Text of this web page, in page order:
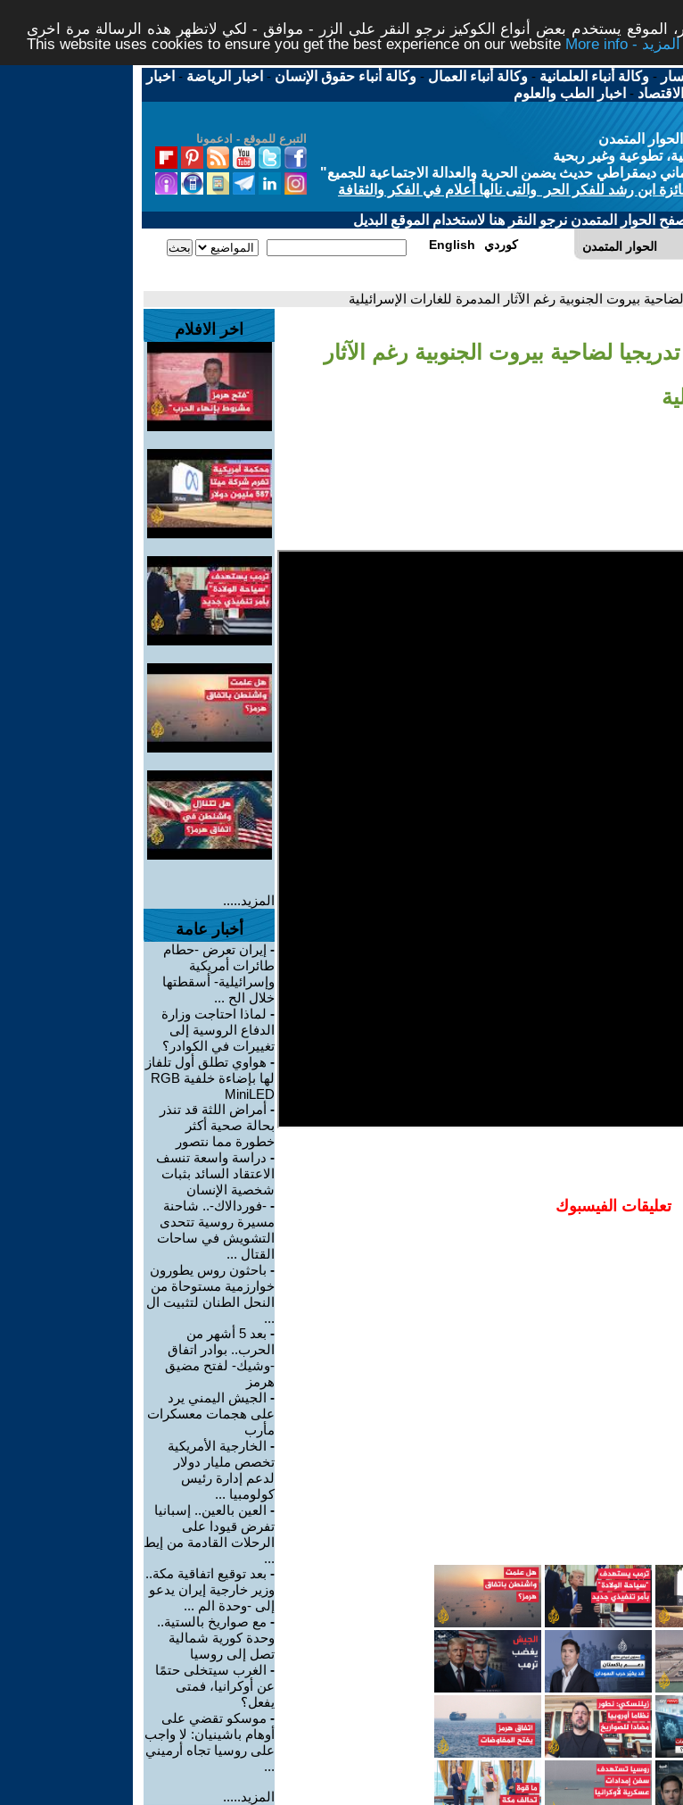
الموقع يستخدم بعض أنواع الكوكيز نرجو النقر على الزر - موافق - لكي لاتظهر هذه الرسالة مرة اخرى -
This website uses cookies to ensure you get the best experience on our website
More info - المزيد
-وكالة أنباء العلمانية -وكالة أنباء العمال -وكالة أنباء حقوق الإنسان - اخبار الرياضة - اخبار
الاقتصاد - اخبار الطب والعلوم
التبرع للموقع - ادعمونا
المتمدن
تطوعية وغير ربحية
ديمقراطي حديث يضمن الحرية والعدالة الاجتماعية للجميع"
ابن رشد للفكر الحر والتى نالها أعلام في الفكر والثقافة
الحوار المتمدن نرجو النقر هنا لاستخدام الموقع البديل
الحوار المتمدن English كوردي
بيروت الجنوبية رغم الآثار المدمرة للغارات الإسرائيلية
لضاحية بيروت الجنوبية رغم الآثار
تعليقات الفيسبوك
اخر الافلام
المزيد.....
أخبار عامة
- إيران تعرض -حطام
طائرات أمريكية
وإسرائيلية- أسقطتها
خلال الح ...
- لماذا احتاجت وزارة
الدفاع الروسية إلى
تغييرات في الكوادر؟
- هواوي تطلق أول تلفاز
لها بإضاءة خلفية RGB
MiniLED
- أمراض اللثة قد تنذر
بحالة صحية أكثر
خطورة مما نتصور
- دراسة واسعة تنسف
الاعتقاد السائد بثبات
شخصية الإنسان
- -فوردالاك-.. شاحنة
مسيرة روسية تتحدى
التشويش في ساحات
القتال ...
- باحثون روس يطورون
خوارزمية مستوحاة من
النحل الطنان لتثبيت ال
...
-
بعد 5 أشهر من
الحرب.. بوادر اتفاق
-وشيك- لفتح مضيق
هرمز
- الجيش اليمني يرد
على هجمات معسكرات
مأرب
- الخارجية الأمريكية
تخصص مليار دولار
لدعم إدارة رئيس
كولومبيا ...
- العين بالعين.. إسبانيا
تفرض قيودا على
الرحلات القادمة من إيط
...
- بعد توقيع اتفاقية مكة..
وزير خارجية إيران يدعو
إلى -وحدة الم ...
- مع صواريخ بالستية..
وحدة كورية شمالية
تصل إلى روسيا
- الغرب سيتخلى حتمًا
عن أوكرانيا، فمتى
يفعل؟
- موسكو تقضي على
أوهام باشينيان: لا واجب
على روسيا تجاه أرميني
...
المزيد.....